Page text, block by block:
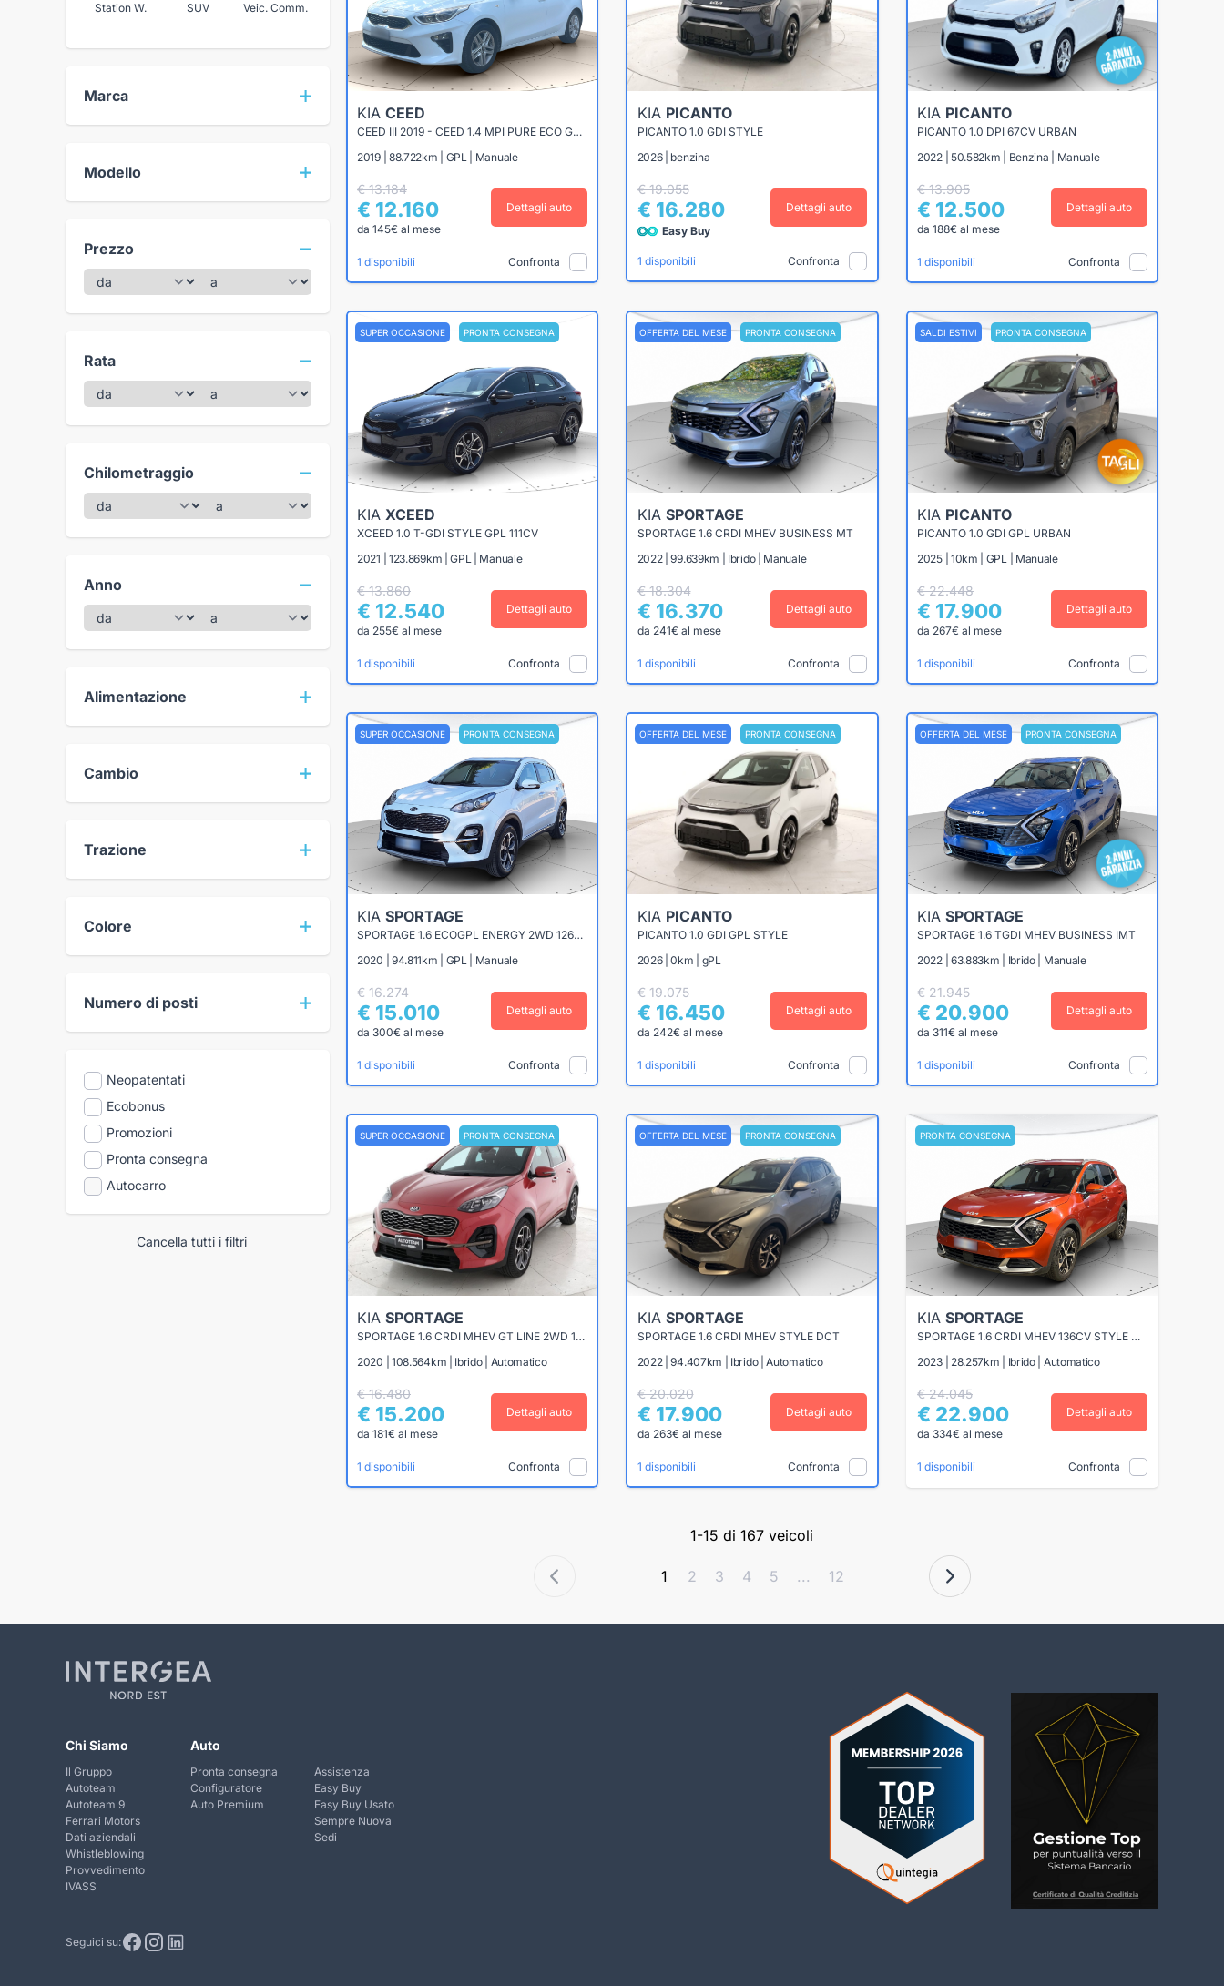
Station W. SUV Veic. Comm.
Marca
Modello
Prezzo
Rata
Chilometraggio
Anno
Alimentazione
Cambio
Trazione
Colore
Numero di posti
Neopatentati
Ecobonus
Promozioni
Pronta consegna
Autocarro
Cancella tutti i filtri
KIA CEED
CEED III 2019 - CEED 1.4 MPI PURE ECO GPL 96CV
2019 | 88.722km | GPL | Manuale
€ 13.184
€ 12.160
da 145€ al mese
Dettagli auto
1 disponibili Confronta
KIA PICANTO
PICANTO 1.0 GDI STYLE
2026 | benzina
€ 19.055
€ 16.280
Easy Buy
Dettagli auto
1 disponibili Confronta
KIA PICANTO
PICANTO 1.0 DPI 67CV URBAN
2022 | 50.582km | Benzina | Manuale
€ 13.905
€ 12.500
da 188€ al mese
Dettagli auto
1 disponibili Confronta
SUPER OCCASIONE PRONTA CONSEGNA
KIA XCEED
XCEED 1.0 T-GDI STYLE GPL 111CV
2021 | 123.869km | GPL | Manuale
€ 13.860
€ 12.540
da 255€ al mese
Dettagli auto
1 disponibili Confronta
OFFERTA DEL MESE PRONTA CONSEGNA
KIA SPORTAGE
SPORTAGE 1.6 CRDI MHEV BUSINESS MT
2022 | 99.639km | Ibrido | Manuale
€ 18.304
€ 16.370
da 241€ al mese
Dettagli auto
1 disponibili Confronta
SALDI ESTIVI PRONTA CONSEGNA
KIA PICANTO
PICANTO 1.0 GDI GPL URBAN
2025 | 10km | GPL | Manuale
€ 22.448
€ 17.900
da 267€ al mese
Dettagli auto
1 disponibili Confronta
SUPER OCCASIONE PRONTA CONSEGNA
KIA SPORTAGE
SPORTAGE 1.6 ECOGPL ENERGY 2WD 126CV
2020 | 94.811km | GPL | Manuale
€ 16.274
€ 15.010
da 300€ al mese
Dettagli auto
1 disponibili Confronta
OFFERTA DEL MESE PRONTA CONSEGNA
KIA PICANTO
PICANTO 1.0 GDI GPL STYLE
2026 | 0km | gPL
€ 19.075
€ 16.450
da 242€ al mese
Dettagli auto
1 disponibili Confronta
OFFERTA DEL MESE PRONTA CONSEGNA
KIA SPORTAGE
SPORTAGE 1.6 TGDI MHEV BUSINESS IMT
2022 | 63.883km | Ibrido | Manuale
€ 21.945
€ 20.900
da 311€ al mese
Dettagli auto
1 disponibili Confronta
SUPER OCCASIONE PRONTA CONSEGNA
KIA SPORTAGE
SPORTAGE 1.6 CRDI MHEV GT LINE 2WD 136CV DCT7
2020 | 108.564km | Ibrido | Automatico
€ 16.480
€ 15.200
da 181€ al mese
Dettagli auto
1 disponibili Confronta
OFFERTA DEL MESE PRONTA CONSEGNA
KIA SPORTAGE
SPORTAGE 1.6 CRDI MHEV STYLE DCT
2022 | 94.407km | Ibrido | Automatico
€ 20.020
€ 17.900
da 263€ al mese
Dettagli auto
1 disponibili Confronta
PRONTA CONSEGNA
KIA SPORTAGE
SPORTAGE 1.6 CRDI MHEV 136CV STYLE DCT
2023 | 28.257km | Ibrido | Automatico
€ 24.045
€ 22.900
da 334€ al mese
Dettagli auto
1 disponibili Confronta
1-15 di 167 veicoli
1 2 3 4 5 ... 12
Chi Siamo
Il Gruppo
Autoteam
Autoteam 9
Ferrari Motors
Dati aziendali
Whistleblowing
Provvedimento
IVASS
Auto
Pronta consegna
Configuratore
Auto Premium
Assistenza
Easy Buy
Easy Buy Usato
Sempre Nuova
Sedi
Seguici su: